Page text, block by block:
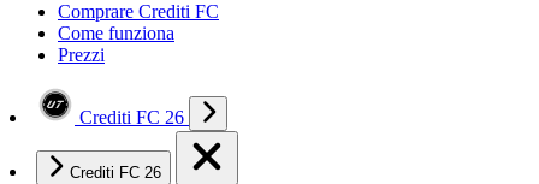
Comprare Crediti FC
Come funziona
Prezzi
Crediti FC 26
Crediti FC 26